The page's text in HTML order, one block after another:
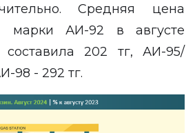
Средняя цена
марки АИ-92 в августе
составила 202 тг, АИ-95/
98 - 292 тг.